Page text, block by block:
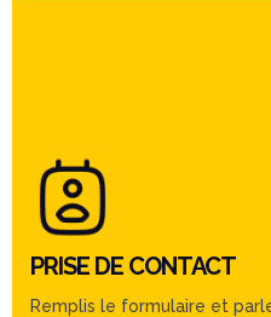
PRISE DE CONTACT
Remplis le formulaire et